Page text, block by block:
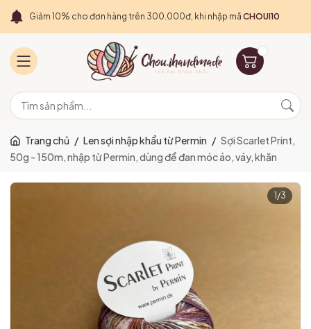
Giảm 10% cho đơn hàng trên 300.000đ, khi nhập mã CHOUI10
Trang chủ / Len sợi nhập khẩu từ Permin / Sợi Scarlet Print,
50g - 150m, nhập từ Permin, dùng để đan móc áo, váy, khăn
1 /3